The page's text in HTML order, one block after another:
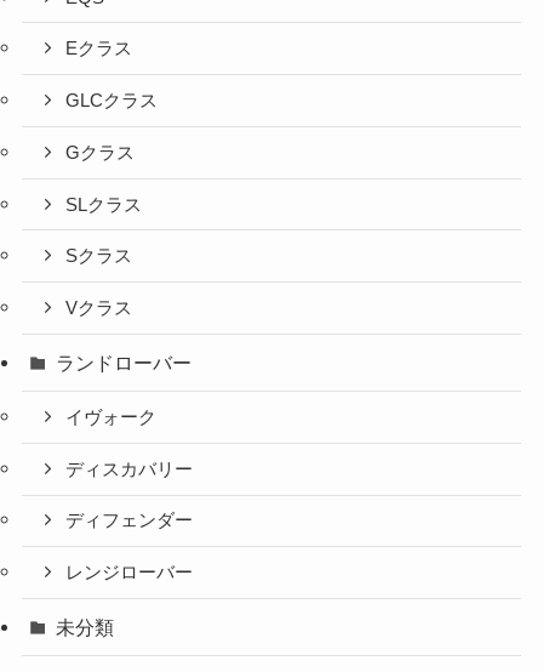
Eクラス
GLCクラス
Gクラス
SLクラス
Sクラス
Vクラス
ランドローバー
イヴォーク
ディスカバリー
ディフェンダー
レンジローバー
未分類